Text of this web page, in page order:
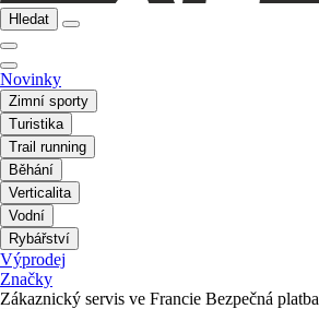
Hledat
Novinky
Zimní sporty
Turistika
Trail running
Běhání
Verticalita
Vodní
Rybářství
Výprodej
Značky
Zákaznický servis ve Francie Bezpečná platba